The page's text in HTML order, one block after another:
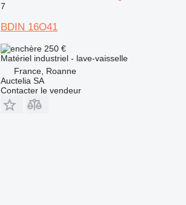
7
BDIN 16O41
250 €
Matériel industriel - lave-vaisselle
France, Roanne
Auctelia SA
Contacter le vendeur